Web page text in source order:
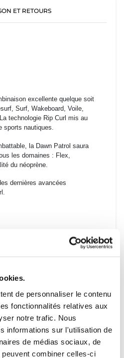
de personnaliser le contenu
fonctionnalités relatives aux
notre trafic. Nous
informations sur l'utilisation de
de médias sociaux, de
combiner celles-ci
ET RETOURS
excellente quelque soit
Surf, Wakeboard, Voile,
technologie Rip Curl mis au
sports nautiques.
la Dawn Patrol saura
les domaines : Flex,
du néoprène.
dernières avancées
86 48 53 66 63
89 51 54 68 65
92 53 54 68
92 53 56 71 66
92 53 57 74 67
94 56 56 71 66